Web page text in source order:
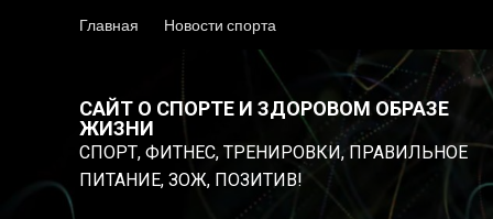
Главная Новости спорта
САЙТ О СПОРТЕ И ЗДОРОВОМ ОБРАЗЕ
ЖИЗНИ
СПОРТ, ФИТНЕС, ТРЕНИРОВКИ, ПРАВИЛЬНОЕ
ПИТАНИЕ, ЗОЖ, ПОЗИТИВ!